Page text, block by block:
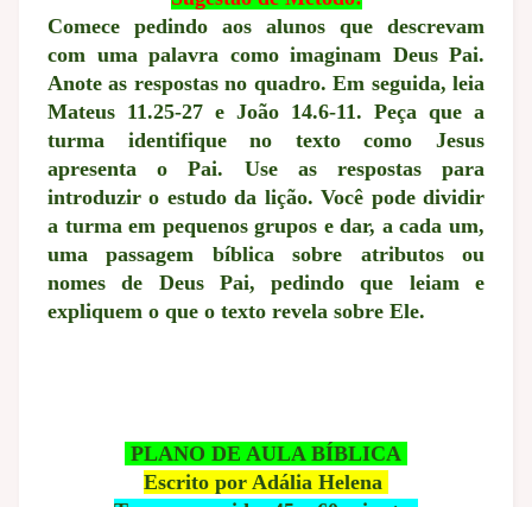
Comece pedindo aos alunos que descrevam
com uma palavra como imaginam Deus Pai.
Anote as respostas no quadro. Em seguida, leia
Mateus 11.25-27 e João 14.6-11. Peça que a
turma identifique no texto como Jesus
apresenta o Pai. Use as respostas para
introduzir o estudo da lição. Você pode dividir
a turma em pequenos grupos e dar, a cada um,
uma passagem bíblica sobre atributos ou
nomes de Deus Pai, pedindo que leiam e
expliquem o que o texto revela sobre Ele.
PLANO DE AULA BÍBLICA
Escrito por Adália Helena